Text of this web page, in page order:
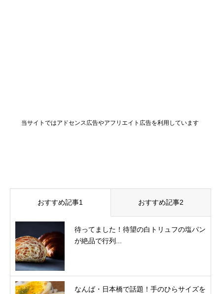
当サイトではアドセンス広告やアフリエイト広告を利用しています
おすすめ記事1 おすすめ記事2
待ってました！待望の白トリュフの塩パン
が絶品で行列...
なんば・日本橋で話題！手のひらサイズを